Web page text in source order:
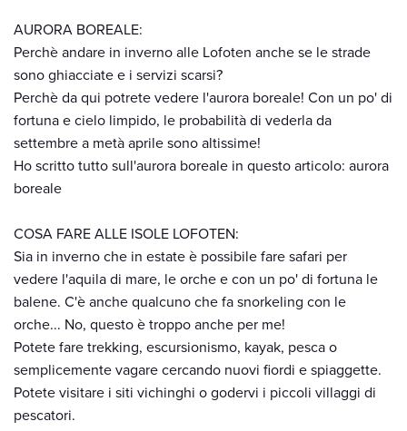
AURORA BOREALE:
Perchè andare in inverno alle Lofoten anche se le strade
sono ghiacciate e i servizi scarsi?
Perchè da qui potrete vedere l'aurora boreale! Con un po' di
fortuna e cielo limpido, le probabilità di vederla da
settembre a metà aprile sono altissime!
Ho scritto tutto sull'aurora boreale in questo articolo: aurora
boreale
COSA FARE ALLE ISOLE LOFOTEN:
Sia in inverno che in estate è possibile fare safari per
vedere l'aquila di mare, le orche e con un po' di fortuna le
balene. C'è anche qualcuno che fa snorkeling con le
orche... No, questo è troppo anche per me!
Potete fare trekking, escursionismo, kayak, pesca o
semplicemente vagare cercando nuovi fiordi e spiaggette.
Potete visitare i siti vichinghi o godervi i piccoli villaggi di
pescatori.